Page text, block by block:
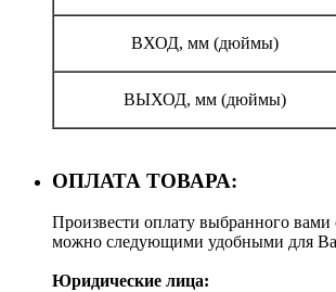
ВХОД, мм (дюймы)
ВЫХОД, мм (дюймы)
ОПЛАТА ТОВАРА:
Произвести оплату выбранного вами
можно следующими удобными для
Юридические лица: